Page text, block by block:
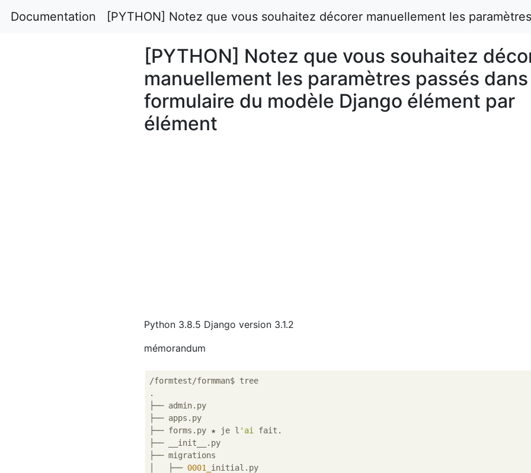
Documentation [PYTHON] Notez que vous souhaitez décorer manuellement les
[PYTHON] Notez que vous souhaitez
manuellement les paramètres passés
formulaire du modèle Django élément par
élément
Python 3.8.5 Django version 3.1.2
mémorandum
/formtest/formman$ tree
.
├── admin.py
├── apps.py
├── forms.py ★ je l 'ai
fait.
├── __init__.py
├── migrations
│   ├── 0001_ initial.py